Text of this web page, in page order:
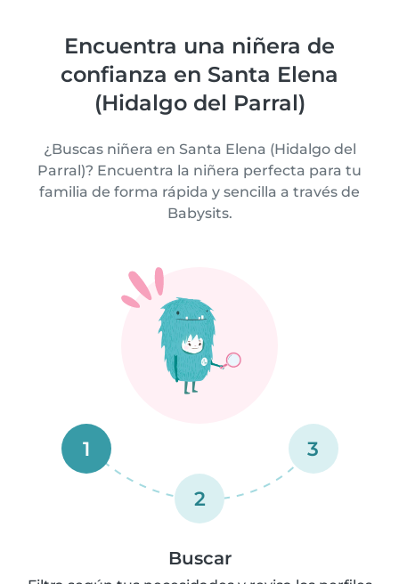
Encuentra una niñera de
confianza en Santa Elena
(Hidalgo del Parral)
¿Buscas niñera en Santa Elena (Hidalgo del
Parral)? Encuentra la niñera perfecta para tu
familia de forma rápida y sencilla a través de
Babysits.
1
2
3
Buscar